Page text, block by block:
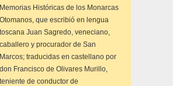
Memorias Históricas de los Monarcas
Otomanos, que escribió en lengua
toscana Juan Sagredo, veneciano,
caballero y procurador de San
Marcos; traducidas en castellano por
don Francisco de Olivares Murillo,
teniente de conductor de